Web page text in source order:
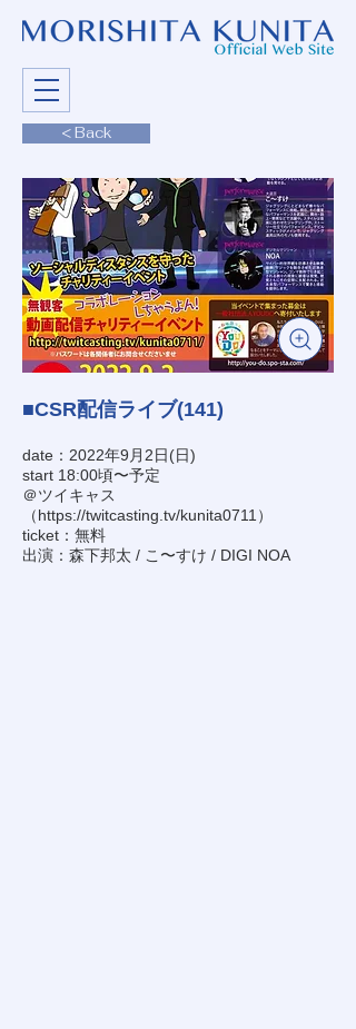
< Back
■CSR配信ライブ(141)
date：2022年9月2日(日)
start 18:00頃〜予定
＠ツイキャス
（https://twitcasting.tv/kunita0711 ）
ticket：無料
出演：森下邦太 / こ〜すけ / DIGI NOA